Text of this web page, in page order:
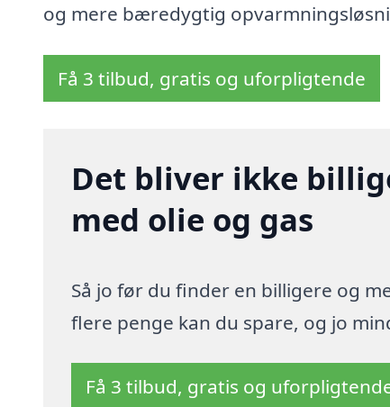
og mere bæredygtig
Få 3 tilbud, gratis og uforpligtende
Det bliver ikke
med olie og gas
Så jo før du finder en billigere og
flere penge kan du spare, og jo
Få 3 tilbud, gratis og